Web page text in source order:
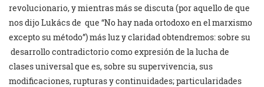
revolucionario, y mientras más se discuta (por aquello de que
nos dijo Lukács de que “No hay nada ortodoxo en el marxismo
excepto su método”) más luz y claridad obtendremos: sobre su
desarrollo contradictorio como expresión de la lucha de
clases universal que es, sobre su supervivencia, sus
modificaciones, rupturas y continuidades; particularidades